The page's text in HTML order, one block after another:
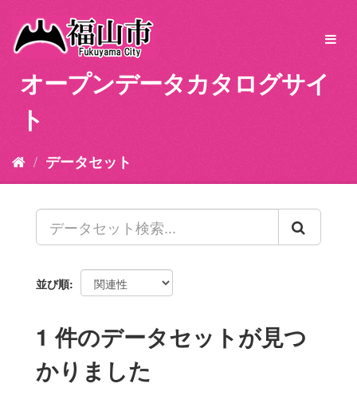
オープンデータカタログサイ
ト
データセット
並び順
1 件のデータセットが見つ
かりました